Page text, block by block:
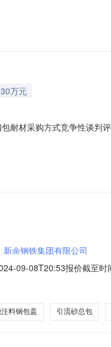
址：山西运城市河津市山
万元
耐材采购方式竞争性谈
台（网址http://
新余钢铁集团有限公司
09-08T20:53报价截至
条款一、交货地址：江西
料钢包盖 引流砂总包